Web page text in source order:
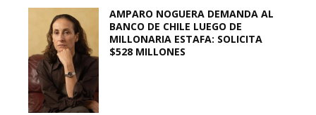
AMPARO NOGUERA DEMANDA AL
BANCO DE CHILE LUEGO DE
MILLONARIA ESTAFA: SOLICITA
$528 MILLONES